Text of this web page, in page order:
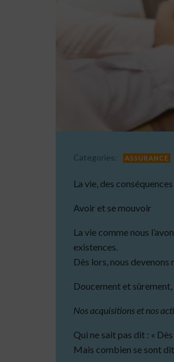
Categories: ASSURANCE
La vie, des
Avoir et se mouvoir
La vie comme nous
existences.
Dès lors, nous
Doucement et
Nos acquisitions et nos
Qui ne sait pas dit : «
Mais combien se sont